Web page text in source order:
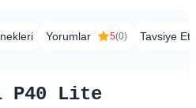
Yorumlar 5(0) Tavsiye Et
P40 Lite